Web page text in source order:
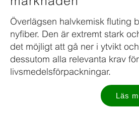
Överlägsen halvkemisk fluting
nyfiber. Den är extremt stark
det möjligt att gå ner i ytvikt
dessutom alla relevanta krav för
livsmedelsförpackningar.
Läs